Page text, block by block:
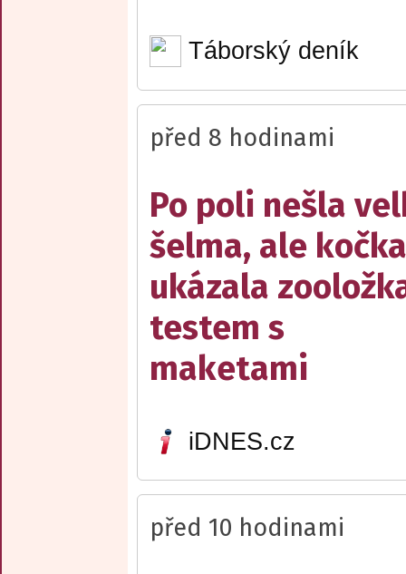
Táborský deník
před 8 hodinami
Po poli nešla
šelma, ale
ukázala
testem s
maketami
iDNES.cz
před 10 hodinami